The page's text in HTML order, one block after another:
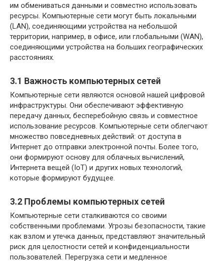
им обмениваться данными и совместно использовать
ресурсы. Компьютерные сети могут быть локальными
(LAN), соединяющими устройства на небольшой
территории, например, в офисе, или глобальными (WAN),
соединяющими устройства на больших географических
расстояниях.
3.1 Важность компьютерных сетей
Компьютерные сети являются основой нашей цифровой
инфраструктуры. Они обеспечивают эффективную
передачу данных, бесперебойную связь и совместное
использование ресурсов. Компьютерные сети облегчают
множество повседневных действий: от доступа в
Интернет до отправки электронной почты. Более того,
они формируют основу для облачных вычислений,
Интернета вещей (IoT) и других новых технологий,
которые формируют будущее.
3.2 Проблемы компьютерных сетей
Компьютерные сети сталкиваются со своими
собственными проблемами. Угрозы безопасности, такие
как взлом и утечка данных, представляют значительный
риск для целостности сетей и конфиденциальности
пользователей. Перегрузка сети и медленное